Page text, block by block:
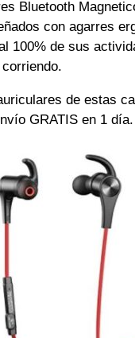
Bluetooth
con agarres
100% de sus
de estas
GRATIS en 1 día.